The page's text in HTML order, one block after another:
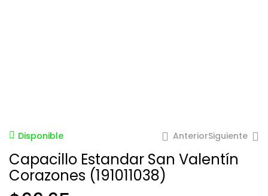
Disponible AnteriorSiguiente
Capacillo Estandar San Valentín
Corazones (191011038)